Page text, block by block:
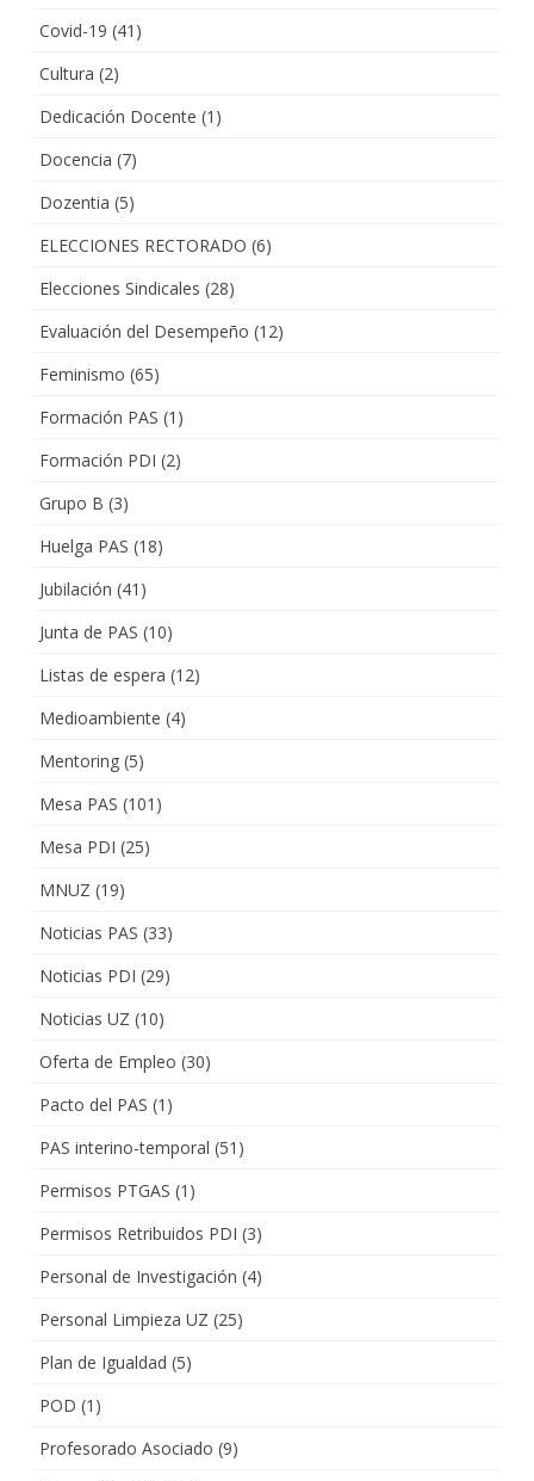
Covid-19 (41)
Cultura (2)
Dedicación Docente (1)
Docencia (7)
Dozentia (5)
ELECCIONES RECTORADO (6)
Elecciones Sindicales (28)
Evaluación del Desempeño (12)
Feminismo (65)
Formación PAS (1)
Formación PDI (2)
Grupo B (3)
Huelga PAS (18)
Jubilación (41)
Junta de PAS (10)
Listas de espera (12)
Medioambiente (4)
Mentoring (5)
Mesa PAS (101)
Mesa PDI (25)
MNUZ (19)
Noticias PAS (33)
Noticias PDI (29)
Noticias UZ (10)
Oferta de Empleo (30)
Pacto del PAS (1)
PAS interino-temporal (51)
Permisos PTGAS (1)
Permisos Retribuidos PDI (3)
Personal de Investigación (4)
Personal Limpieza UZ (25)
Plan de Igualdad (5)
POD (1)
Profesorado Asociado (9)